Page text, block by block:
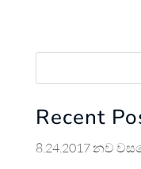
Recent
8.24.2017 නව